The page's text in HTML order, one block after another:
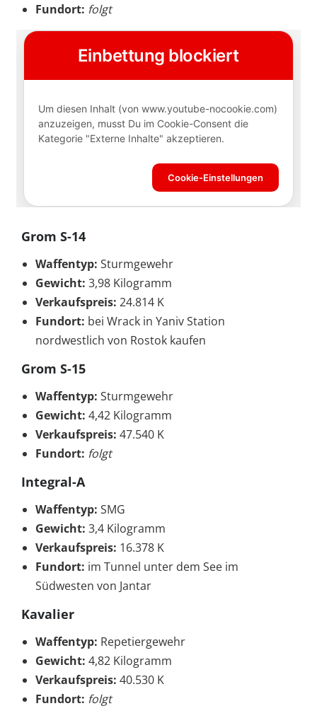
Fundort: folgt
Grom S-14
Waffentyp: Sturmgewehr
Gewicht: 3,98 Kilogramm
Verkaufspreis: 24.814 K
Fundort: bei Wrack in Yaniv Station
nordwestlich von Rostok kaufen
Grom S-15
Waffentyp: Sturmgewehr
Gewicht: 4,42 Kilogramm
Verkaufspreis: 47.540 K
Fundort: folgt
Integral-A
Waffentyp: SMG
Gewicht: 3,4 Kilogramm
Verkaufspreis: 16.378 K
Fundort: im Tunnel unter dem See im
Südwesten von Jantar
Kavalier
Waffentyp: Repetiergewehr
Gewicht: 4,82 Kilogramm
Verkaufspreis: 40.530 K
Fundort: folgt